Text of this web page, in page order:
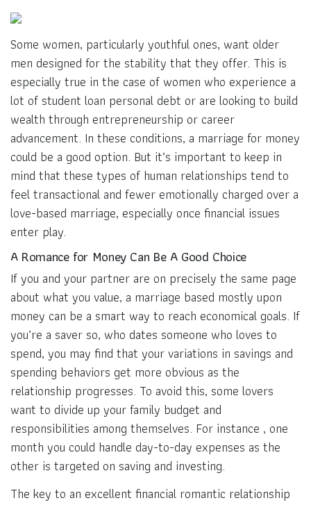
Some women, particularly youthful ones, want older
men designed for the stability that they offer. This is
especially true in the case of women who experience a
lot of student loan personal debt or are looking to build
wealth through entrepreneurship or career
advancement. In these conditions, a marriage for money
could be a good option. But it’s important to keep in
mind that these types of human relationships tend to
feel transactional and fewer emotionally charged over a
love-based marriage, especially once financial issues
enter play.
A Romance for Money Can Be A Good Choice
If you and your partner are on precisely the same page
about what you value, a marriage based mostly upon
money can be a smart way to reach economical goals. If
you’re a saver so, who dates someone who loves to
spend, you may find that your variations in savings and
spending behaviors get more obvious as the
relationship progresses. To avoid this, some lovers
want to divide up your family budget and
responsibilities among themselves. For instance , one
month you could handle day-to-day expenses as the
other is targeted on saving and investing.
The key to an excellent financial romantic relationship